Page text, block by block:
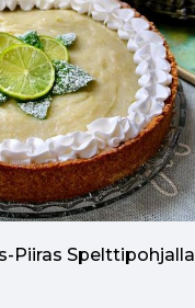
Piiras Spelttipohjalla